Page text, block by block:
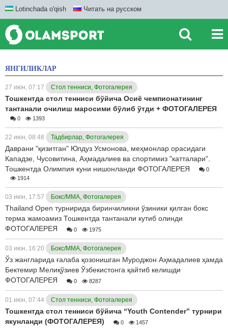
Lotinchada o'qish Читать на русском
ЯНГИЛИКЛАР
27 июн, 07:17 Стол тенниси, Фотогалерея
Тошкентда стол тенниси бўйича Осиё чемпионатининг
тантанали очилиш маросими бўлиб ўтди + ФОТОГАЛЕРЕЯ
0 1393
22 июн, 08:48 Тадбирлар, Фотогалерея
Даврани "қизитган" Юлдуз Усмонова, меҳмонлар орасидаги
Кападзе, Чусовитина, Аҳмадалиев ва спортимиз "катталари".
Тошкентда Олимпия куни нишонланди ФОТОГАЛЕРЕЯ
0
1914
03 июн, 17:57 Бокс/ММА, Фотогалерея
Thailand Open турнирида биринчиликни ўзиники қилган бокс
терма жамоамиз Тошкентда тантанали кутиб олинди
ФОТОГАЛЕРЕЯ
0 1975
03 июн, 16:20 Бокс/ММА, Фотогалерея
Ўз жангларида ғалаба қозонишган Муроджон Аҳмадалиев ҳамда
Бектемир Мелиқўзиев Ўзбекистонга қайтиб келишди
ФОТОГАЛЕРЕЯ
0 8287
01 июн, 07:44 Стол тенниси, Фотогалерея
Тошкентда стол тенниси бўйича “Youth Contender” турнири
якунланди (ФОТОГАЛЕРЕЯ)
0 1457